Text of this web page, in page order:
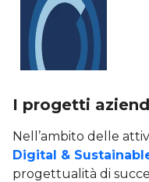
I progetti
Nell’ambito delle
Digital &
progettualità di